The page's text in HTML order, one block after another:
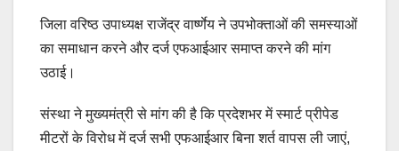
जिला वरिष्ठ उपाध्यक्ष राजेंद्र वार्ष्णेय ने उपभोक्ताओं की समस्याओं
का समाधान करने और दर्ज एफआईआर समाप्त करने की मांग
उठाई।
संस्था ने मुख्यमंत्री से मांग की है कि प्रदेशभर में स्मार्ट प्रीपेड
मीटरों के विरोध में दर्ज सभी एफआईआर बिना शर्त वापस ली जाएं,